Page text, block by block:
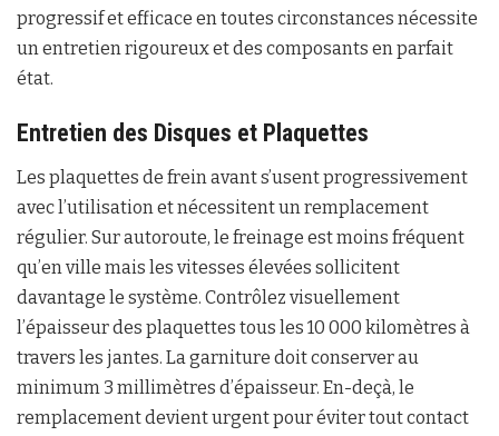
progressif et efficace en toutes circonstances nécessite
un entretien rigoureux et des composants en parfait
état.
Entretien des Disques et Plaquettes
Les plaquettes de frein avant s’usent progressivement
avec l’utilisation et nécessitent un remplacement
régulier. Sur autoroute, le freinage est moins fréquent
qu’en ville mais les vitesses élevées sollicitent
davantage le système. Contrôlez visuellement
l’épaisseur des plaquettes tous les 10 000 kilomètres à
travers les jantes. La garniture doit conserver au
minimum 3 millimètres d’épaisseur. En-deçà, le
remplacement devient urgent pour éviter tout contact